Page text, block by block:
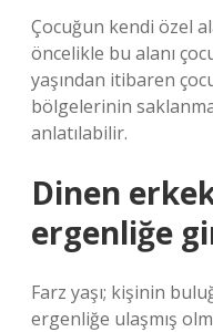
Çocuğun kendi özel
öncelikle bu alanı
yaşından itibaren
bölgelerinin
anlatılabilir.
Dinen
ergenliğe
Farz yaşı; kişinin
ergenliğe ulaşmış